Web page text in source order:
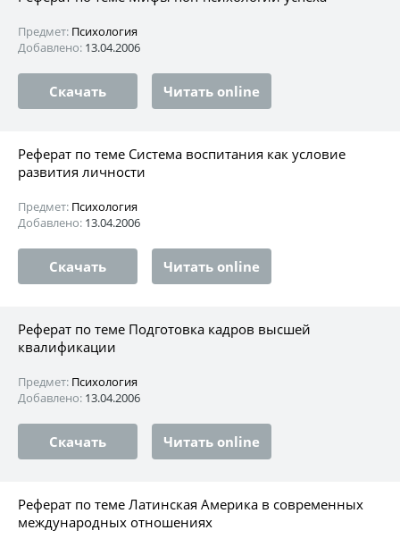
Предмет: Психология
Добавлено: 13.04.2006
Скачать Читать online
Реферат по теме Система воспитания как условие
развития личности
Предмет: Психология
Добавлено: 13.04.2006
Скачать Читать online
Реферат по теме Подготовка кадров высшей
квалификации
Предмет: Психология
Добавлено: 13.04.2006
Скачать Читать online
Реферат по теме Латинская Америка в современных
международных отношениях